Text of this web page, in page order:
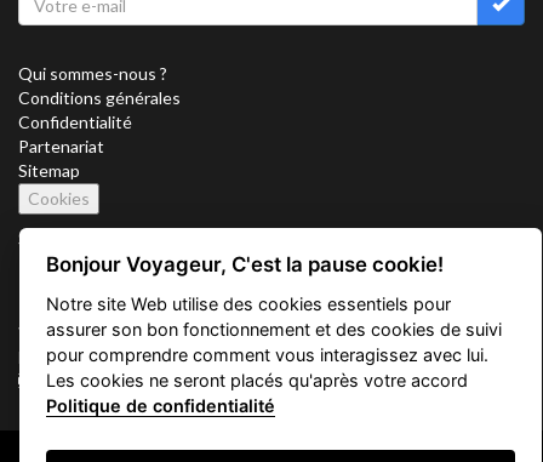
Qui sommes-nous ?
Conditions générales
Confidentialité
Partenariat
Sitemap
Cookies
Suivez nous sur
Vacation Key Corp. 2905 Point East Drive #L-215. Aventura.
FLORIDA 33160.
info@vacationkey.com
Bonjour Voyageur, C'est la pause cookie!
Notre site Web utilise des cookies essentiels pour
assurer son bon fonctionnement et des cookies de suivi
pour comprendre comment vous interagissez avec lui.
Les cookies ne seront placés qu'après votre accord
Politique de confidentialité